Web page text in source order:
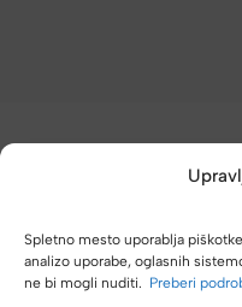
Spletno mesto uporablja
analizo uporabe, oglasnih
ne bi mogli nuditi. Preberi
Kupci nas hvalijo zaradi